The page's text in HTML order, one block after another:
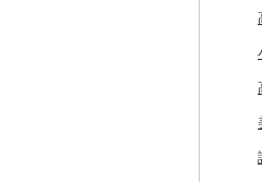
鶴
釧
苫
当
占